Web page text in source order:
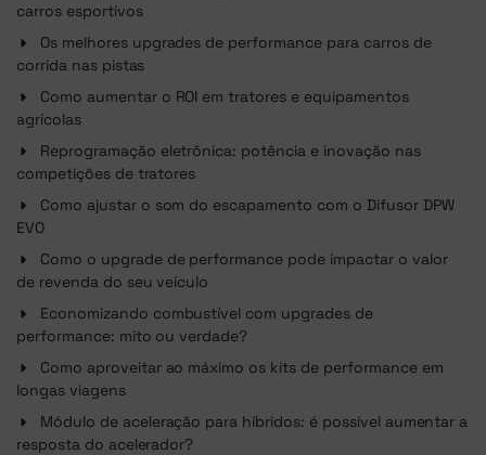
carros esportivos
Os melhores upgrades de performance para carros de
corrida nas pistas
Como aumentar o ROI em tratores e equipamentos
agrícolas
Reprogramação eletrônica: potência e inovação nas
competições de tratores
Como ajustar o som do escapamento com o Difusor DPW
EVO
Como o upgrade de performance pode impactar o valor
de revenda do seu veículo
Economizando combustível com upgrades de
performance: mito ou verdade?
Como aproveitar ao máximo os kits de performance em
longas viagens
Módulo de aceleração para híbridos: é possível aumentar a
resposta do acelerador?